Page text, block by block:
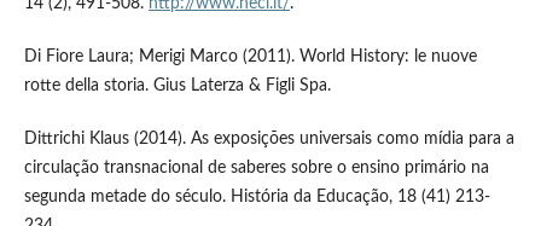
14 (2), 491-508. http://www.hecl.it/.
Di Fiore Laura; Merigi Marco (2011). World History: le nuove
rotte della storia. Gius Laterza & Figli Spa.
Dittrichi Klaus (2014). As exposições universais como mídia para a
circulação transnacional de saberes sobre o ensino primário na
segunda metade do século. História da Educação, 18 (41) 213-